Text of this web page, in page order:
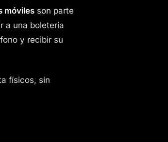
móviles son parte
a una boletería
y recibir su
físicos, sin